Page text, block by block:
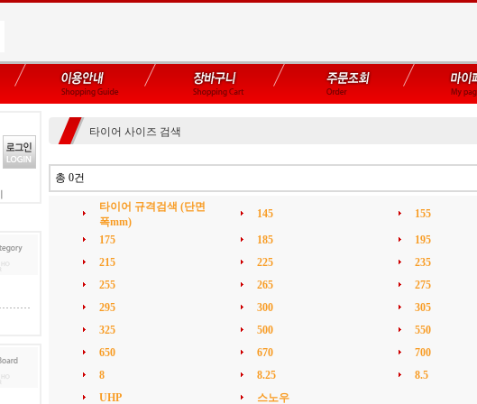
타이어 사이즈 검색
총 0건
타이어 규격검색 (단면
폭mm)
145 155
175 185 195
215
225 235
255
265 275
295
300 305
325
500 550
650
670 700
8
8.25 8.5
UHP
스노우